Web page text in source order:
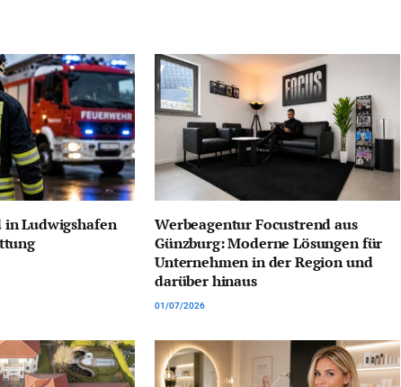
in Ludwigshafen
Werbeagentur Focustrend aus
Günzburg: Moderne Lösungen für
Unternehmen in der Region und
darüber hinaus
01/07/2026